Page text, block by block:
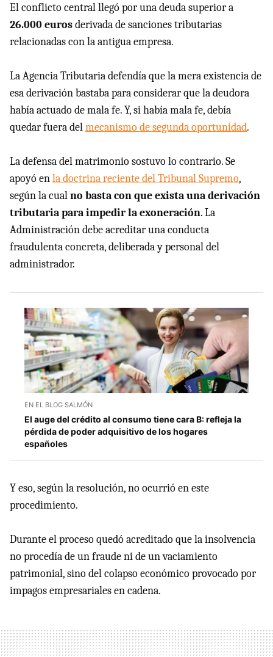
El conflicto central llegó por una deuda superior a
26.000 eurosderivada de sanciones tributarias
relacionadas con la antigua empresa.
La Agencia Tributaria defendía que la mera existencia de
esa derivación bastaba para considerar que la deudora
había actuado de mala fe. Y, si había mala fe, debía
quedar fuera delmecanismo de segunda oportunidad.
La defensa del matrimonio sostuvo lo contrario. Se
apoyó enla doctrina reciente del Tribunal Supremo,
según la cualno basta con que exista una derivación
tributaria para impedir la exoneración. La
Administración debe acreditar una conducta
fraudulenta concreta, deliberada y personal del
administrador.
EN EL BLOG SALMÓN
El auge del crédito al consumo tiene cara B: refleja la
pérdida de poder adquisitivo de los hogares
españoles
Y eso, según la resolución, no ocurrió en este
procedimiento.
Durante el proceso quedó acreditado que la insolvencia
no procedía de un fraude ni de un vaciamiento
patrimonial, sino del colapso económico provocado por
impagos empresariales en cadena.